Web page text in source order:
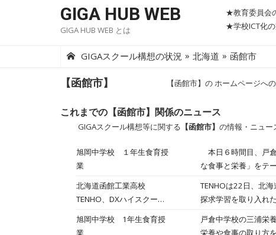
GIGA HUB WEB
GIGA HUB WEB とは
★教育委員会
★学校ICT化の
GIGAスクール構想の状況 » 北海道 » 函館市
【函館市】 【函館市】の ホームページへの
これまでの【函館市】関係のニュース
GIGAスクール構想等に関する 【函館市】 の情報・ニュー
旭岡中学校 １年生食育授
業
本日６時間目、戸
な食事と栄養」をテ
した献立になって
と思います。
北海道函館工業高校
TENHO、DXハイスクール
校で「探求学習」授業を実
TENHOは22日、北
探求学習を取り入れ
た。 全体を通じた同
旭岡中学校 1年生食育授
業
戸倉中学校の三浦栄
栄養や食事の取り方